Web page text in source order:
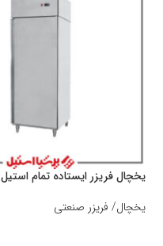
یخچال فریزر ایستاده تمام استیل
یخچال/ فریزر صنعتی